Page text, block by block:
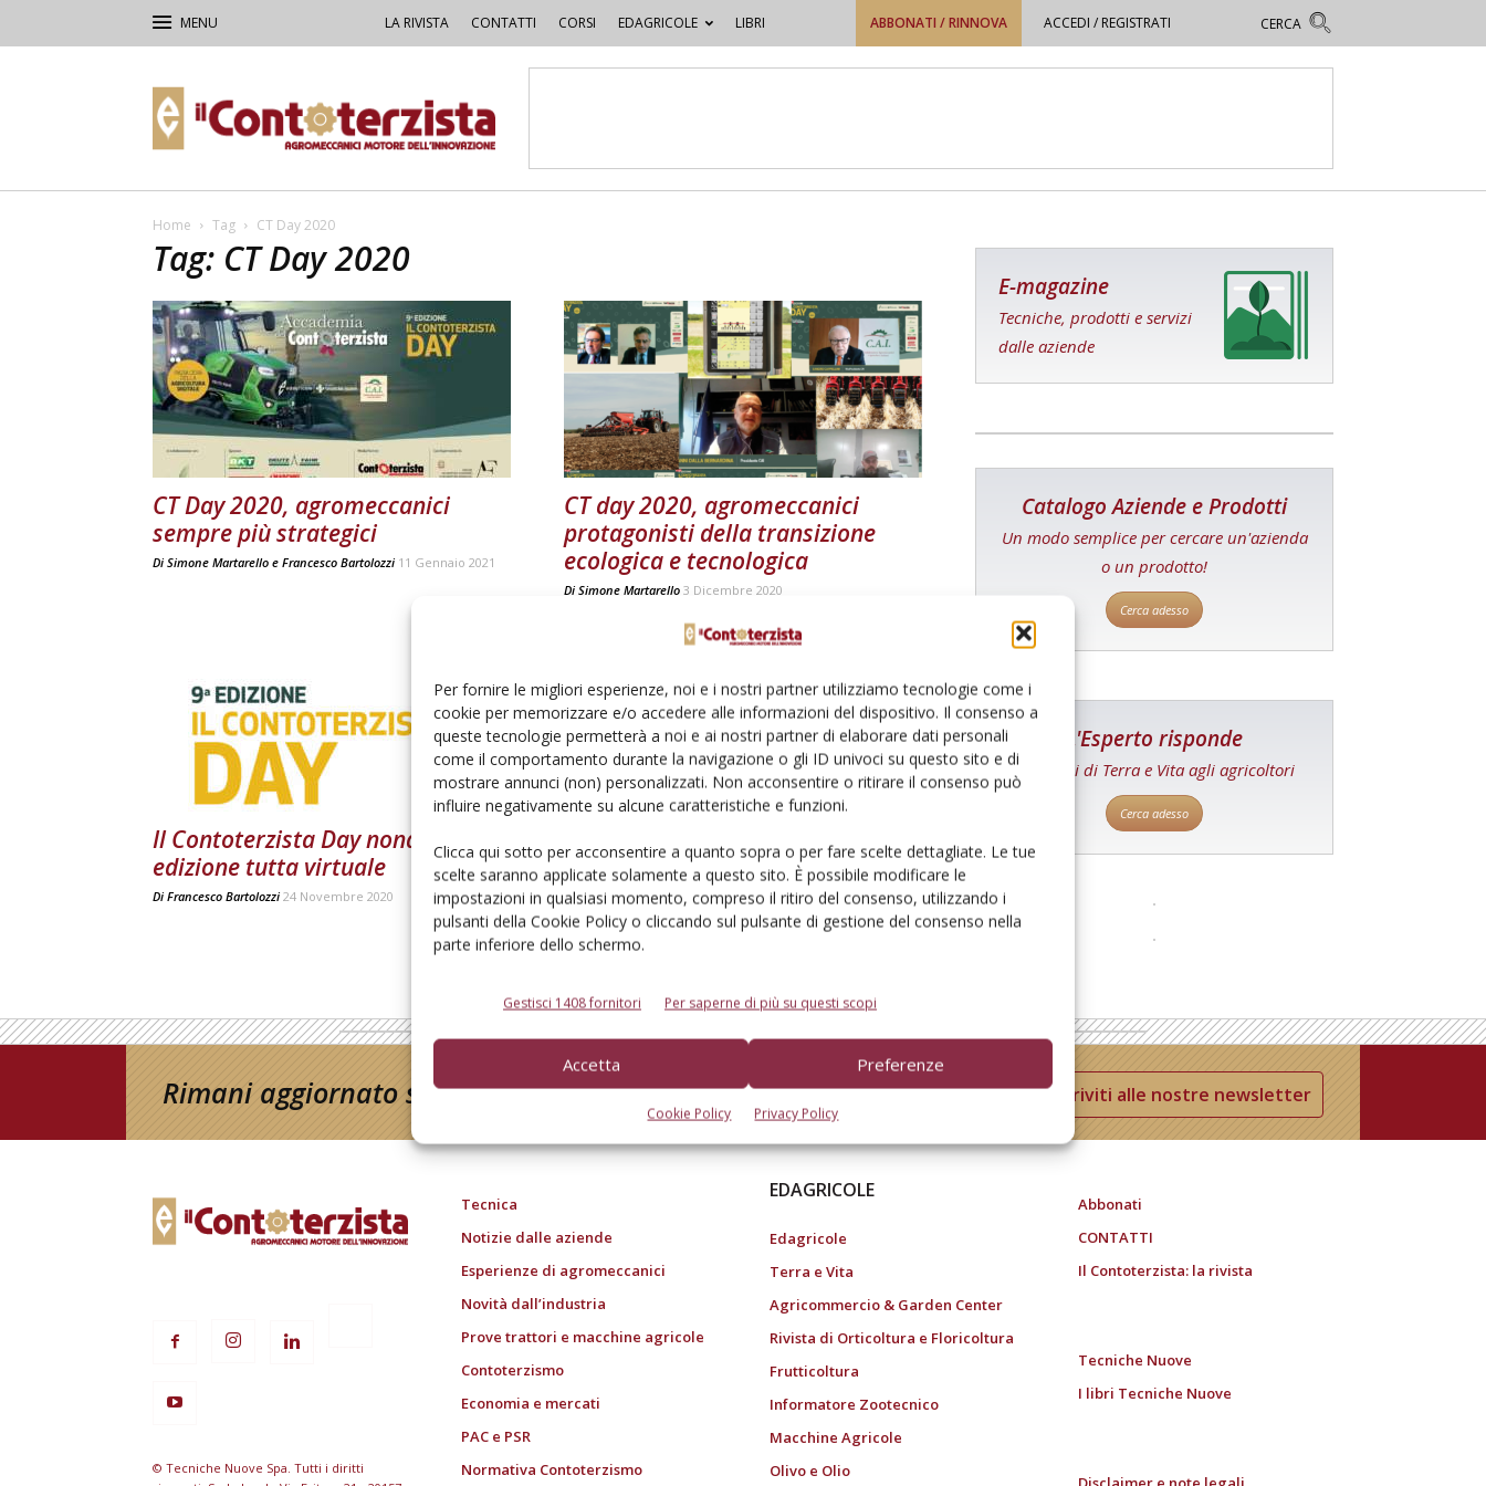
Per fornire le migliori esperienze, noi e i nostri partner utilizziamo tecnologie come i
cookie per memorizzare e/o accedere alle informazioni del dispositivo. Il consenso a
queste tecnologie permetterà a noi e ai nostri partner di elaborare dati personali
come il comportamento durante la navigazione o gli ID univoci su questo sito e di
mostrare annunci (non) personalizzati. Non acconsentire o ritirare il consenso può
influire negativamente su alcune caratteristiche e funzioni.
Clicca qui sotto per acconsentire a quanto sopra o per fare scelte dettagliate. Le tue
scelte saranno applicate solamente a questo sito. È possibile modificare le
impostazioni in qualsiasi momento, compreso il ritiro del consenso, utilizzando i
pulsanti della Cookie Policy o cliccando sul pulsante di gestione del consenso nella
parte inferiore dello schermo.
Gestisci 1408 fornitori Per saperne di più su questi scopi
Accetta Preferenze
Cookie Policy Privacy Policy
LA RIVISTA CONTATTI CORSI EDAGRICOLE LIBRI ABBONATI / RINNOVA ACCEDI / REGISTRATI
Contoterzista
Home Tag CT Day 2020
Tag: CT Day 2020
CT Day 2020, agromeccanici
sempre più strategici
Di Simone Martarello e Francesco Bartolozzi 11 Gennaio 2021
CT day 2020, agromeccanici
protagonisti della transizione
ecologica e tecnologica
Di Simone Martarello 3 Dicembre 2020
Il Contoterzista Day nona
edizione tutta virtuale
Di Francesco Bartolozzi 24 Novembre 2020
E-magazine
Tecniche, prodotti e servizi
dalle aziende
Catalogo Aziende e Prodotti
Un modo semplice per cercare un'azienda
o un prodotto!
Cerca adesso
L'Esperto risponde
I consigli di Terra e Vita agli agricoltori
Cerca adesso
Rimani aggiornato sul mondo dell’agricoltura Iscriviti alle nostre newsletter
© Tecniche Nuove Spa. Tutti i diritti
Tecnica
Notizie dalle aziende
Esperienze di agromeccanici
Novità dall’industria
Prove trattori e macchine agricole
Contoterzismo
Economia e mercati
PAC e PSR
Normativa Contoterzismo
EDAGRICOLE
Edagricole
Terra e Vita
Agricommercio & Garden Center
Rivista di Orticoltura e Floricoltura
Frutticoltura
Informatore Zootecnico
Macchine Agricole
Olivo e Olio
Abbonati
CONTATTI
Il Contoterzista: la rivista
Tecniche Nuove
I libri Tecniche Nuove